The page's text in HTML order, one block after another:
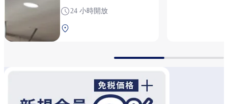
24 小時開放